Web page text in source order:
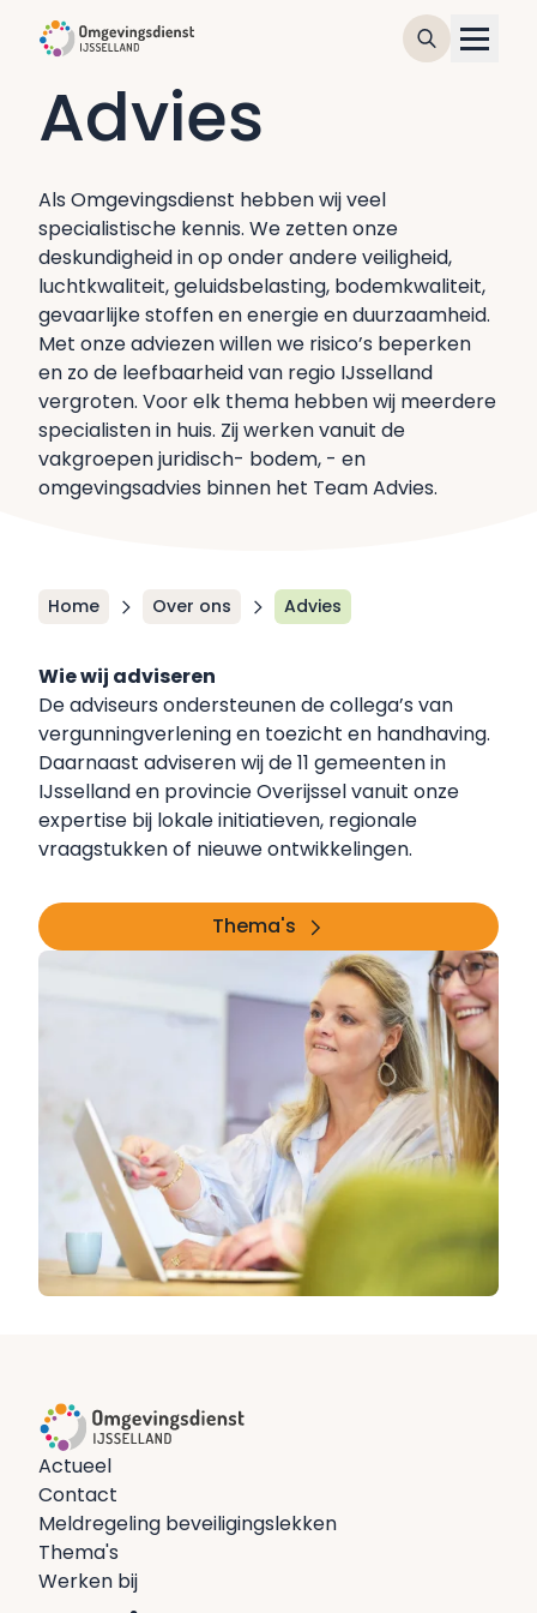
Advies
Als Omgevingsdienst hebben wij veel
specialistische kennis. We zetten onze
deskundigheid in op onder andere veiligheid,
luchtkwaliteit, geluidsbelasting, bodemkwaliteit,
gevaarlijke stoffen en energie en duurzaamheid.
Met onze adviezen willen we risico’s beperken
en zo de leefbaarheid van regio IJsselland
vergroten. Voor elk thema hebben wij meerdere
specialisten in huis. Zij werken vanuit de
vakgroepen juridisch- bodem, - en
omgevingsadvies binnen het Team Advies.
Home Over ons Advies
Wie wij adviseren
De adviseurs ondersteunen de collega’s van
vergunningverleningen toezicht en handhaving.
Daarnaast adviseren wij de 11 gemeenten in
IJsselland en provincie Overijssel vanuit onze
expertise bij lokale initiatieven, regionale
vraagstukken of nieuwe ontwikkelingen.
Thema's
Actueel
Contact
Meldregeling beveiligingslekken
Thema's
Werken bij